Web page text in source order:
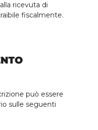
ricevuta di
fiscalmente.
può essere
sulle seguenti